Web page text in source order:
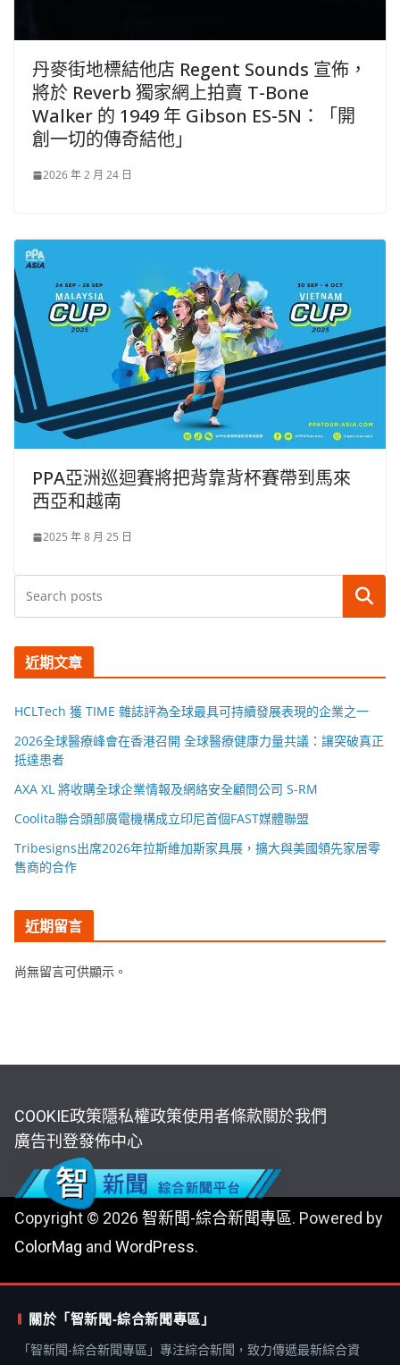
丹麥街地標結他店 Regent Sounds 宣佈，
將於 Reverb 獨家網上拍賣 T-Bone
Walker 的 1949 年 Gibson ES-5N：「開
創一切的傳奇結他」
2026 年 2 月 24 日
PPA亞洲巡迴賽將把背靠背杯賽帶到馬來
西亞和越南
2025 年 8 月 25 日
搜尋
近期文章
HCLTech 獲 TIME 雜誌評為全球最具可持續發展表現的企業之一
2026全球醫療峰會在香港召開 全球醫療健康力量共議：讓突破真正
抵達患者
AXA XL 將收購全球企業情報及網絡安全顧問公司 S-RM
Coolita聯合頭部廣電機構成立印尼首個FAST媒體聯盟
Tribesigns出席2026年拉斯維加斯家具展，擴大與美國領先家居零
售商的合作
近期留言
尚無留言可供顯示。
COOKIE政策隱私權政策使用者條款關於我們
廣告刊登發佈中心
Copyright © 2026 智新聞-綜合新聞專區. Powered by
ColorMag and WordPress.
關於「智新聞-綜合新聞專區」
「智新聞-綜合新聞專區」專注綜合新聞，致力傳遞最新綜合資